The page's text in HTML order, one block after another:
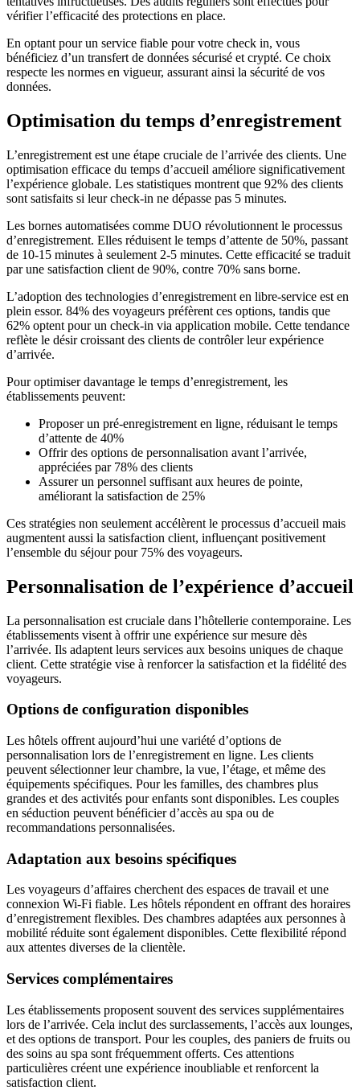
vérifier l’efficacité des protections en place.
En optant pour un service fiable pour votre check in, vous
bénéficiez d’un transfert de données sécurisé et crypté. Ce choix
respecte les normes en vigueur, assurant ainsi la sécurité de vos
données.
Optimisation du temps d’enregistrement
L’enregistrement est une étape cruciale de l’arrivée des clients. Une
optimisation efficace du temps d’accueil améliore significativement
l’expérience globale. Les statistiques montrent que 92% des clients
sont satisfaits si leur check-in ne dépasse pas 5 minutes.
Les bornes automatisées comme DUO révolutionnent le processus
d’enregistrement. Elles réduisent le temps d’attente de 50%, passant
de 10-15 minutes à seulement 2-5 minutes. Cette efficacité se traduit
par une satisfaction client de 90%, contre 70% sans borne.
L’adoption des technologies d’enregistrement en libre-service est en
plein essor. 84% des voyageurs préfèrent ces options, tandis que
62% optent pour un check-in via application mobile. Cette tendance
reflète le désir croissant des clients de contrôler leur expérience
d’arrivée.
Pour optimiser davantage le temps d’enregistrement, les
établissements peuvent:
Proposer un pré-enregistrement en ligne, réduisant le temps
d’attente de 40%
Offrir des options de personnalisation avant l’arrivée,
appréciées par 78% des clients
Assurer un personnel suffisant aux heures de pointe,
améliorant la satisfaction de 25%
Ces stratégies non seulement accélèrent le processus d’accueil mais
augmentent aussi la satisfaction client, influençant positivement
l’ensemble du séjour pour 75% des voyageurs.
Personnalisation de l’expérience d’accueil
La personnalisation est cruciale dans l’hôtellerie contemporaine. Les
établissements visent à offrir une expérience sur mesure dès
l’arrivée. Ils adaptent leurs services aux besoins uniques de chaque
client. Cette stratégie vise à renforcer la satisfaction et la fidélité des
voyageurs.
Options de configuration disponibles
Les hôtels offrent aujourd’hui une variété d’options de
personnalisation lors de l’enregistrement en ligne. Les clients
peuvent sélectionner leur chambre, la vue, l’étage, et même des
équipements spécifiques. Pour les familles, des chambres plus
grandes et des activités pour enfants sont disponibles. Les couples
en séduction peuvent bénéficier d’accès au spa ou de
recommandations personnalisées.
Adaptation aux besoins spécifiques
Les voyageurs d’affaires cherchent des espaces de travail et une
connexion Wi-Fi fiable. Les hôtels répondent en offrant des horaires
d’enregistrement flexibles. Des chambres adaptées aux personnes à
mobilité réduite sont également disponibles. Cette flexibilité répond
aux attentes diverses de la clientèle.
Services complémentaires
Les établissements proposent souvent des services supplémentaires
lors de l’arrivée. Cela inclut des surclassements, l’accès aux lounges,
et des options de transport. Pour les couples, des paniers de fruits ou
des soins au spa sont fréquemment offerts. Ces attentions
particulières créent une expérience inoubliable et renforcent la
satisfaction client.